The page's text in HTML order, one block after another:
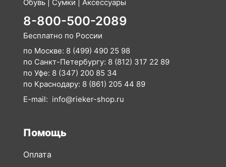
Обувь | Сумки | Аксессуары
8-800-500-2089
Бесплатно по России
по Москве: 8 (499) 490 25 98
по Санкт-Петербургу: 8 (812) 317 22 89
по Уфе: 8 (347) 200 85 34
по Краснодару: 8 (861) 205 44 89
E-mail: info@rieker-shop.ru
Помощь
Оплата